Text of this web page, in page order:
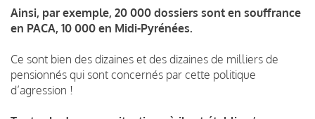
Ainsi, par exemple, 20 000 dossiers sont en souffrance
en PACA, 10 000 en Midi-Pyrénées.
Ce sont bien des dizaines et des dizaines de milliers de
pensionnés qui sont concernés par cette politique
d’agression !